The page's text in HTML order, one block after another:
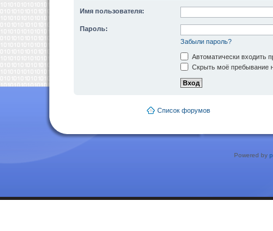
Имя пользователя:
Пароль:
Забыли пароль?
Автоматически входить
Скрыть моё пребывание
Список форумов
Powered by